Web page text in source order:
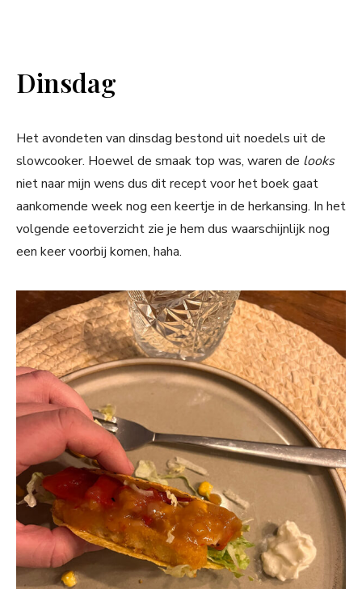
Dinsdag
Het avondeten van dinsdag bestond uit noedels uit de
slowcooker. Hoewel de smaak top was, waren de looks
niet naar mijn wens dus dit recept voor het boek gaat
aankomende week nog een keertje in de herkansing. In het
volgende eetoverzicht zie je hem dus waarschijnlijk nog
een keer voorbij komen, haha.